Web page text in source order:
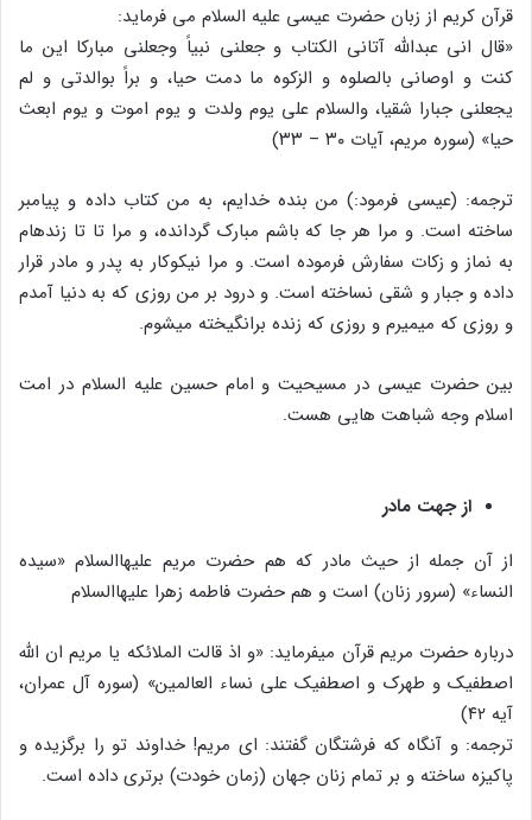
قرآن کریم از زبان حضرت عیسی علیه السلام می فرماید:
«قال انی عبدالله آتانی الکتاب و جعلنی نبیاً وجعلنی مبارکا این‏ ما
کنت و اوصانی بالصلوه و الزکوه ما دمت حیا، و براً بوالدتی و لم‏
یجعلنی جبارا شقیا، والسلام علی یوم ولدت و یوم اموت و یوم ابعث
حیا» (سوره مریم، آیات ۳۰ – ۳۳)
ترجمه: (عیسی فرمود:) من بنده خدایم، به من‏ کتاب داده و پیامبر
ساخته است. و مرا هر جا که باشم مبارک گردانده، و مرا تا تا زنده‏ام
به نماز و زکات سفارش فرموده است. و مرا نیکوکار به پدر و مادر قرار
داده و جبار و شقی نساخته است. و درود بر من روزی‏ که به دنیا آمدم
و روزی که می‏میرم و روزی که زنده برانگیخته می‏شوم.
بین حضرت عیسی در مسیحیت و امام حسین علیه السلام در امت
اسلام وجه‏ شباهت هایی هست.
از جهت مادر
از آن جمله از حیث مادر که هم حضرت مریم علیهاالسلام «سیده
النساء» (سرور زنان) است‏ و هم حضرت فاطمه زهرا علیهاالسلام
درباره حضرت مریم قرآن می‏فرماید: «و اذ قالت‏ الملائکه یا مریم ان الله
اصطفیک و طهرک و اصطفیک علی نساء العالمین» (سوره آل عمران،
آیه ۴۲)
ترجمه: و آنگاه که فرشتگان گفتند: ای مریم! خداوند تو را برگزیده و
پاکیزه ساخته و بر تمام زنان جهان (زمان خودت) برتری داده است.